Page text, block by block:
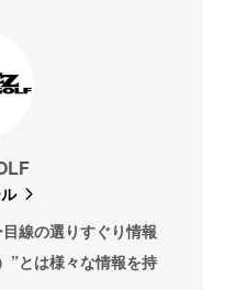
線の選りすぐり情報
”とは様々な情報を持